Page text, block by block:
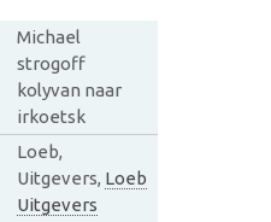
Michael
strogoff
kolyvan naar
irkoetsk
Loeb,
Uitgevers, Loeb
Uitgevers